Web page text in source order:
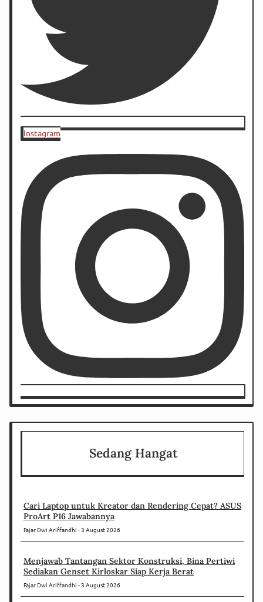
Instagram
Sedang Hangat
Cari Laptop untuk Kreator dan Rendering Cepat? ASUS
ProArt P16 Jawabannya
Fajar Dwi Ariffandhi 3 August 2026
Menjawab Tantangan Sektor Konstruksi, Bina Pertiwi
Sediakan Genset Kirloskar Siap Kerja Berat
Fajar Dwi Ariffandhi 3 August 2026